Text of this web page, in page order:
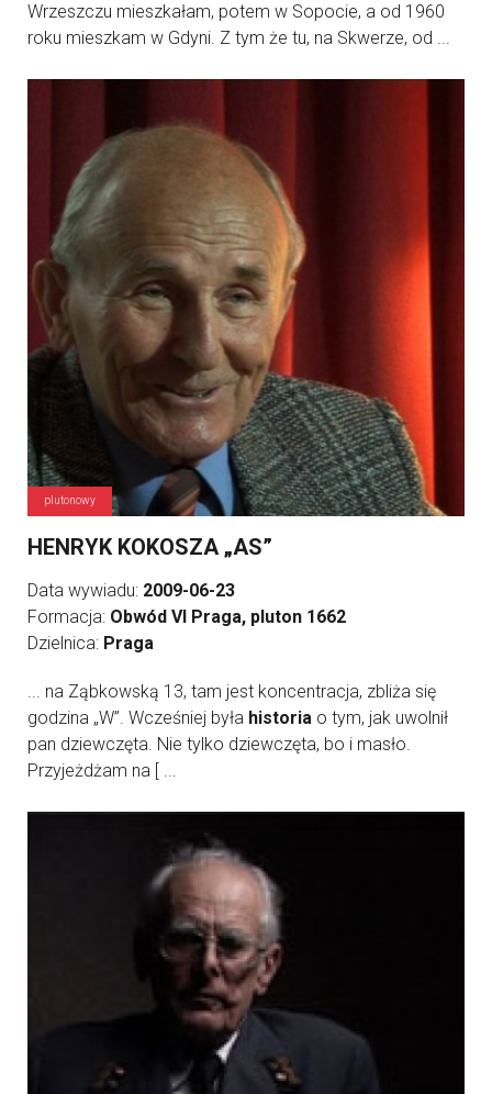
Wrzeszczu mieszkałam, potem w Sopocie, a od 1960
roku mieszkam w Gdyni. Z tym że tu, na Skwerze, od ...
plutonowy
HENRYK KOKOSZA „AS”
Data wywiadu: 2009-06-23
Formacja: Obwód VI Praga, pluton 1662
Dzielnica: Praga
... na Ząbkowską 13, tam jest koncentracja, zbliża się
godzina „W”. Wcześniej była historia o tym, jak uwolnił
pan dziewczęta. Nie tylko dziewczęta, bo i masło.
Przyjeżdżam na [ ...